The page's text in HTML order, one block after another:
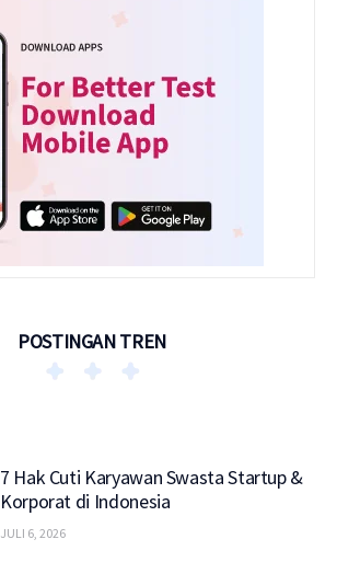
POSTINGAN TREN
7 Hak Cuti Karyawan Swasta Startup &
Korporat di Indonesia
JULI 6, 2026